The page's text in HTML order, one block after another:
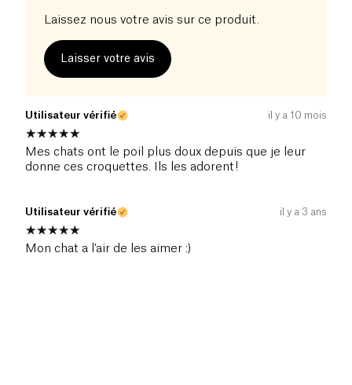
Laissez nous votre avis sur ce produit.
Laisser votre avis
Utilisateur vérifié il y a 10 mois
Mes chats ont le poil plus doux depuis que je leur
donne ces croquettes. Ils les adorent!
Utilisateur vérifié il y a 3 ans
Mon chat a l'air de les aimer :)